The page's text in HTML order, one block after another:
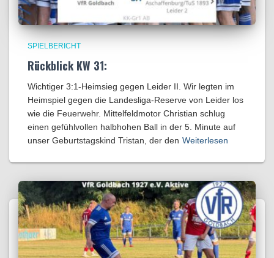
SPIELBERICHT
Rückblick KW 31:
Wichtiger 3:1-Heimsieg gegen Leider II. Wir legten im
Heimspiel gegen die Landesliga-Reserve von Leider los
wie die Feuerwehr. Mittelfeldmotor Christian schlug
einen gefühlvollen halbhohen Ball in der 5. Minute auf
unser Geburtstagskind Tristan, der den Weiterlesen